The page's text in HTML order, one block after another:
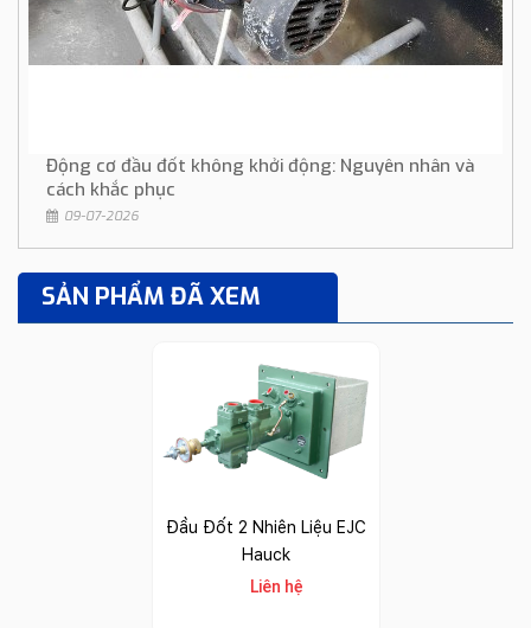
Động cơ đầu đốt không khởi động: Nguyên nhân và
cách khắc phục
09-07-2026
SẢN PHẨM ĐÃ XEM
Đầu Đốt 2 Nhiên Liệu EJC
Hauck
Liên hệ